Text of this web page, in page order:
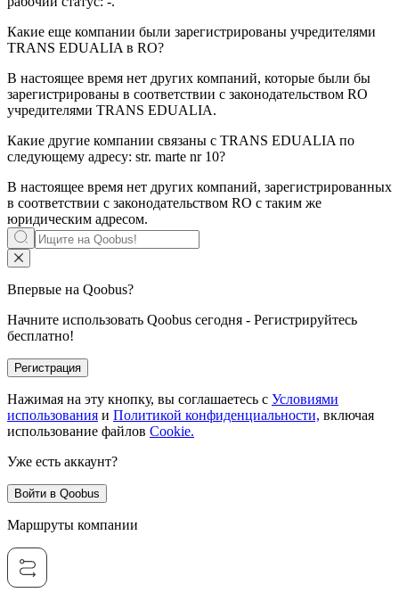
Какие еще компании были зарегистрированы учредителями
TRANS EDUALIA в RO?
В настоящее время нет других компаний, которые были бы
зарегистрированы в соответствии с законодательством RO
учредителями TRANS EDUALIA.
Какие другие компании связаны с TRANS EDUALIA по
следующему адресу: str. marte nr 10?
В настоящее время нет других компаний, зарегистрированных
в соответствии с законодательством RO с таким же
юридическим адресом.
Впервые на Qoobus?
Начните использовать Qoobus сегодня - Регистрируйтесь
бесплатно!
Регистрация
Нажимая на эту кнопку, вы соглашаетесь с Условиями
использования и Политикой конфиденциальности, включая
использование файлов Cookie.
Уже есть аккаунт?
Войти в Qoobus
Маршруты компании